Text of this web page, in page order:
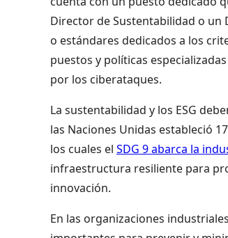
Director de Sustentabilidad o un
o estándares dedicados a los
puestos y políticas
por los ciberataques.
La sustentabilidad y los ESG
las Naciones Unidas estableció
los cuales el SDG 9 abarca la
infraestructura resiliente para
innovación.
En las organizaciones